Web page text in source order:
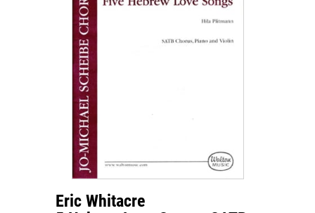
Eric Whitacre